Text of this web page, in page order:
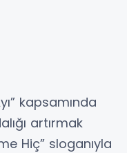
kapsamında
artırmak
Hiç” sloganıyla